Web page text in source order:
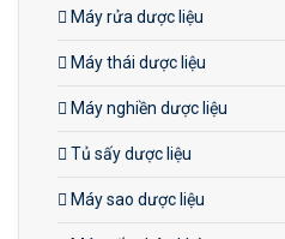
Máy rửa dược liệu
Máy thái dược liệu
Máy nghiền dược liệu
Tủ sấy dược liệu
Máy sao dược liệu